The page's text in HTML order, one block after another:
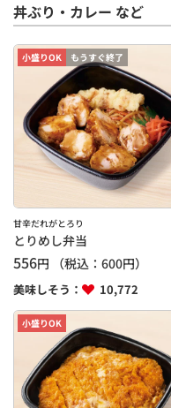
丼ぶり・カレー など
小盛りOK もうすぐ終了
甘辛だれがとろり
とりめし弁当
556円 （税込： 600円）
美味しそう： 10,772
小盛りOK